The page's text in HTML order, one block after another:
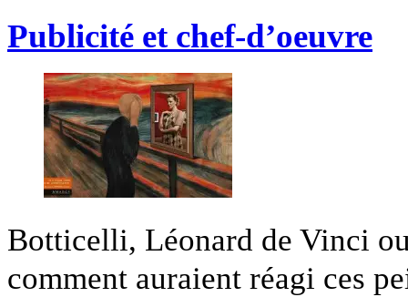
Publicité et chef-d’oeuvre
Botticelli, Léonard de Vinci
comment auraient réagi ces